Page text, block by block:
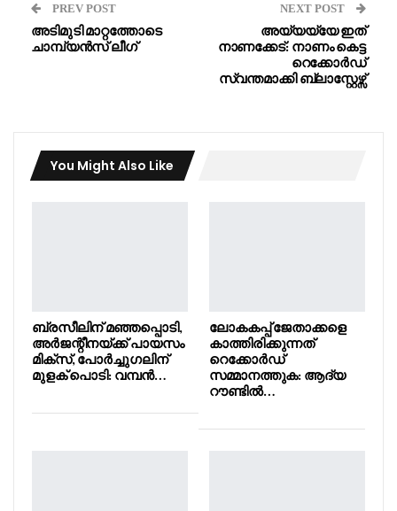
PREV POST
അടിമുടി മാറ്റത്തോടെ
ചാമ്പ്യൻസ് ലീഗ്
NEXT POST
അയ്യയ്യേ ഇത്
നാണക്കേട്: നാണം കെട്ട
റെക്കോർഡ്
സ്വന്തമാക്കി ബ്ലാസ്റ്റേഴ്സ്
You Might Also Like
ബ്രസീലിന് മഞ്ഞപ്പൊടി,
അർജന്റീനയ്ക്ക് പായസം
മിക്സ്, പോർച്ചുഗലിന്
മുളക് പൊടി: വമ്പൻ…
ലോകകപ്പ് ജേതാക്കളെ
കാത്തിരിക്കുന്നത്
റെക്കോർഡ്
സമ്മാനത്തുക: ആദ്യ
റൗണ്ടിൽ…